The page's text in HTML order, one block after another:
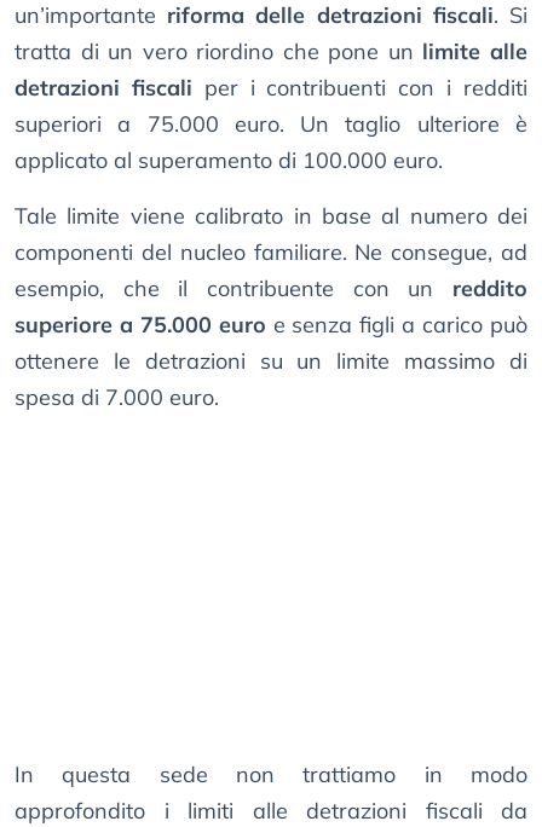
un’importante riforma delle detrazioni fiscali. Si
tratta di un vero riordino che pone un limite alle
detrazioni fiscali per i contribuenti con i redditi
superiori a 75.000 euro. Un taglio ulteriore è
applicato al superamento di 100.000 euro.
Tale limite viene calibrato in base al numero dei
componenti del nucleo familiare. Ne consegue, ad
esempio, che il contribuente con un reddito
superiore a 75.000 euro e senza figli a carico può
ottenere le detrazioni su un limite massimo di
spesa di 7.000 euro.
In questa sede non trattiamo in modo
approfondito i limiti alle detrazioni fiscali da